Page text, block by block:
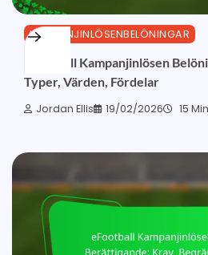
KAMPANJINLÖSENBELÖNINGAR
eFootball Kampanjinlösen
Typer, Värden, Fördelar
Jordan Ellis 19/02/2026 15